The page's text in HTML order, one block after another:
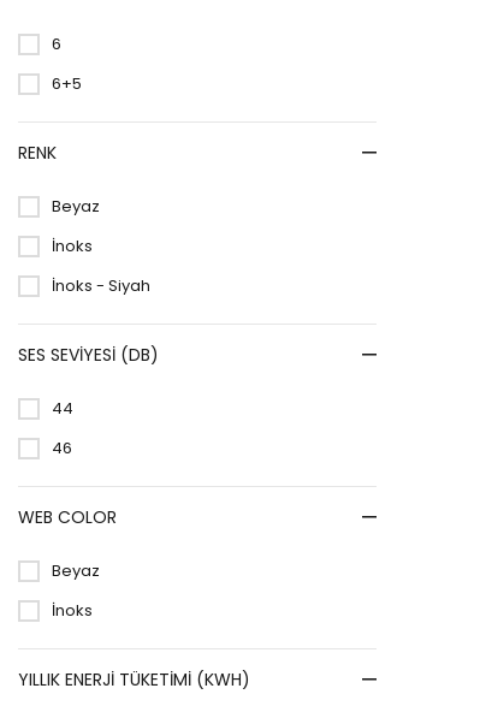
6
6+5
RENK
Beyaz
İnoks
İnoks - Siyah
SES SEVIYESI (DB)
44
46
WEB COLOR
Beyaz
İnoks
YILLIK ENERJI TÜKETIMI (KWH)